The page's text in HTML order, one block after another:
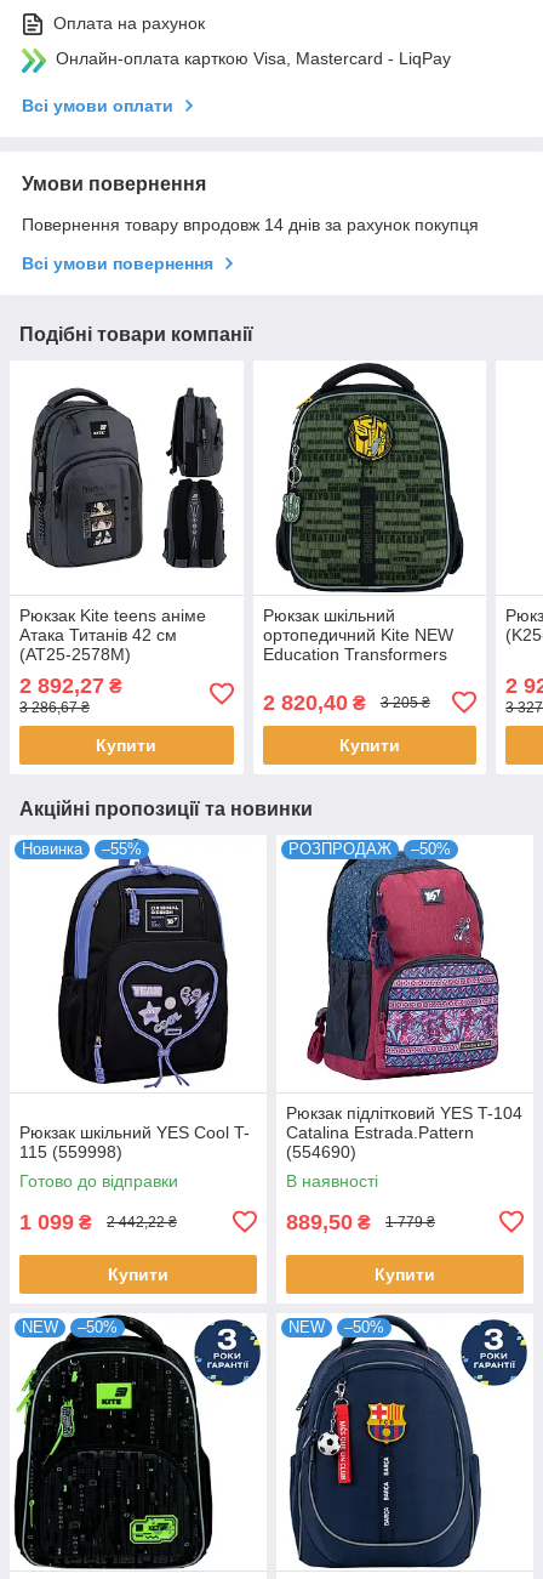
Оплата на рахунок
Онлайн-оплата карткою Visa, Mastercard - LiqPay
Всі умови оплати
Умови повернення
Повернення товару впродовж 14 днів за рахунок покупця
Всі умови повернення
Подібні товари компанії
Рюкзак Kite teens аніме
Атака Титанів 42 см
(AT25-2578M)
2 892,27 ₴
3 286,67 ₴
Купити
Рюкзак шкільний
ортопедичний Kite NEW
Education Transformers
2 820,40₴ 3 205 ₴
Купити
2
3
Акційні пропозиції та новинки
Новинка –55%
Рюкзак шкільний YES Cool T-
115 (559998)
Готово до відправки
1 099 ₴ 2 442,22 ₴
Купити
РОЗПРОДАЖ –50%
Рюкзак підлітковий YES T-104
Catalina Estrada.Pattern
(554690)
В наявності
889,50 ₴ 1 779 ₴
Купити
NEW –50% NEW –50%